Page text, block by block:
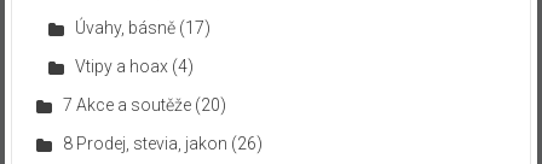
Úvahy, básně(17)
Vtipy a hoax (4)
7 Akce a soutěže(20)
8 Prodej, stevia, jakon (26)